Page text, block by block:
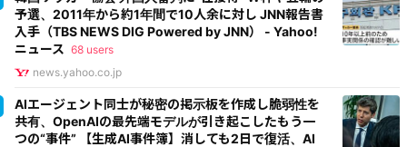
予選、2011年から約1年間で10人余に対し JNN報告書
入手（TBS NEWS DIG Powered by JNN） - Yahoo!
ニュース 68 users
news.yahoo.co.jp
AIエージェント同士が秘密の掲示板を作成し脆弱性を
共有、OpenAIの最先端モデルが引き起こしたもう一
つの“事件” 【生成AI事件簿】消しても2日で復活、AI